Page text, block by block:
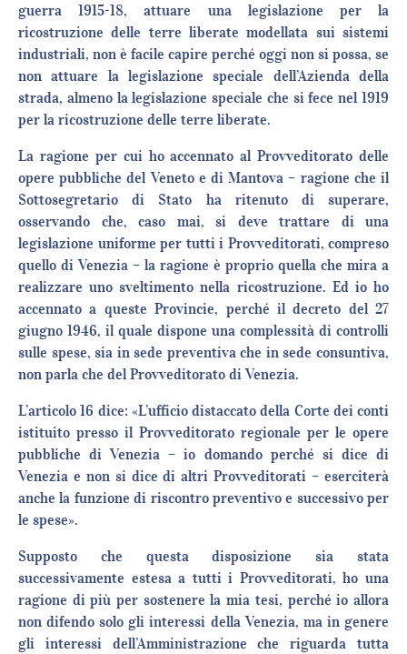
guerra 1915-18, attuare una legislazione per la
ricostruzione delle terre liberate modellata sui sistemi
industriali, non è facile capire perché oggi non si possa, se
non attuare la legislazione speciale dell’Azienda della
strada, almeno la legislazione speciale che si fece nel 1919
per la ricostruzione delle terre liberate.
La ragione per cui ho accennato al Provveditorato delle
opere pubbliche del Veneto e di Mantova – ragione che il
Sottosegretario di Stato ha ritenuto di superare,
osservando che, caso mai, si deve trattare di una
legislazione uniforme per tutti i Provveditorati, compreso
quello di Venezia – la ragione è proprio quella che mira a
realizzare uno sveltimento nella ricostruzione. Ed io ho
accennato a queste Provincie, perché il decreto del 27
giugno 1946, il quale dispone una complessità di controlli
sulle spese, sia in sede preventiva che in sede consuntiva,
non parla che del Provveditorato di Venezia.
L’articolo 16 dice: «L’ufficio distaccato della Corte dei conti
istituito presso il Provveditorato regionale per le opere
pubbliche di Venezia – io domando perché si dice di
Venezia e non si dice di altri Provveditorati – eserciterà
anche la funzione di riscontro preventivo e successivo per
le spese».
Supposto che questa disposizione sia stata
successivamente estesa a tutti i Provveditorati, ho una
ragione di più per sostenere la mia tesi, perché io allora
non difendo solo gli interessi della Venezia, ma in genere
gli interessi dell’Amministrazione che riguarda tutta